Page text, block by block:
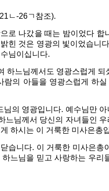
ㄴ-26ㄱ참조).
로 나갔을 때는 밤이었다 합
힌 것은 영광의 빛이었습니
님이십니다.
하느님께서도 영광스럽게 되
의 아들을 영광스럽게 하
의 영광입니다. 예수님만
느님께서 당신의 자녀들인
하시는 이 거룩한 미사은총
습니다. 이 거룩한 미사은총
느님을 믿고 사랑하는 우리